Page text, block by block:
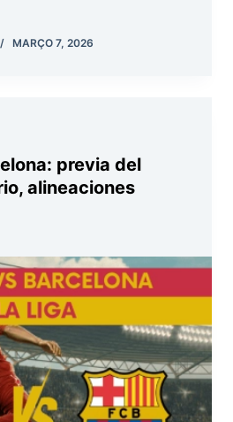
MARÇO 7, 2026
previa del
alineaciones